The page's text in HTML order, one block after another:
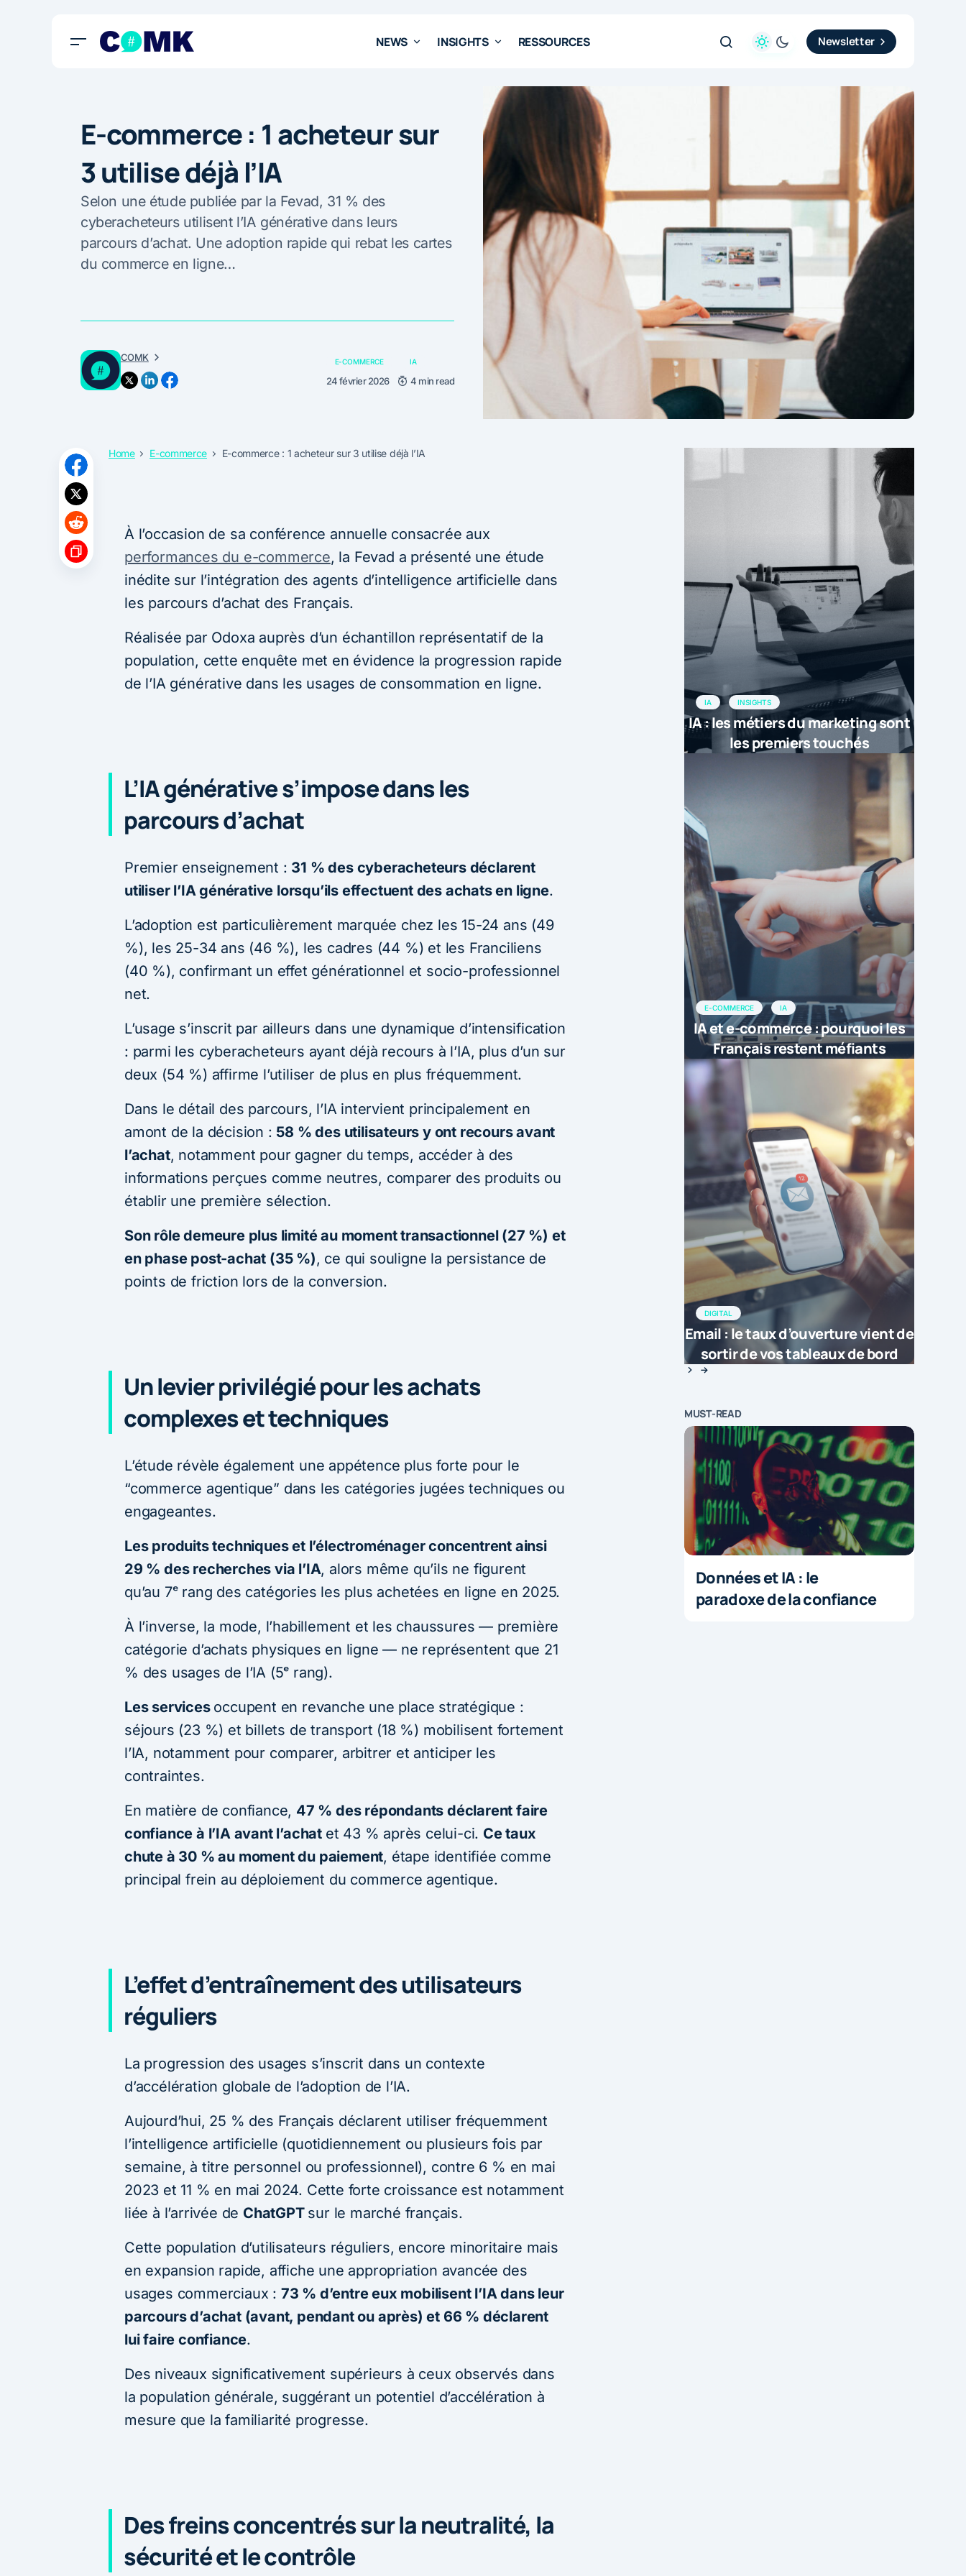
NEWS INSIGHTS RESSOURCES Newsletter
E-commerce : 1 acheteur sur
3 utilise déjà l’IA
Selon une étude publiée par la Fevad, 31 % des
cyberacheteurs utilisent l’IA générative dans leurs
parcours d’achat. Une adoption rapide qui rebat les cartes
du commerce en ligne…
COMK E-COMMERCE IA
24 février 2026 4 min read
Home E-commerce E-commerce : 1 acheteur sur 3 utilise déjà l’IA
À l’occasion de sa conférence annuelle consacrée aux
performances du e-commerce, la Fevad a présenté une étude
inédite sur l’intégration des agents d’intelligence artificielle dans
les parcours d’achat des Français.
Réalisée par Odoxa auprès d’un échantillon représentatif de la
population, cette enquête met en évidence la progression rapide
de l’IA générative dans les usages de consommation en ligne.
L’IA générative s’impose dans les
parcours d’achat
Premier enseignement : 31 % des cyberacheteurs déclarent
utiliser l’IA générative lorsqu’ils effectuent des achats en ligne.
L’adoption est particulièrement marquée chez les 15-24 ans (49
%), les 25-34 ans (46 %), les cadres (44 %) et les Franciliens
(40 %), confirmant un effet générationnel et socio-professionnel
net.
L’usage s’inscrit par ailleurs dans une dynamique d’intensification
: parmi les cyberacheteurs ayant déjà recours à l’IA, plus d’un sur
deux (54 %) affirme l’utiliser de plus en plus fréquemment.
Dans le détail des parcours, l’IA intervient principalement en
amont de la décision : 58 % des utilisateurs y ont recours avant
l’achat, notamment pour gagner du temps, accéder à des
informations perçues comme neutres, comparer des produits ou
établir une première sélection.
Son rôle demeure plus limité au moment transactionnel (27 %) et
en phase post-achat (35 %), ce qui souligne la persistance de
points de friction lors de la conversion.
Un levier privilégié pour les achats
complexes et techniques
L’étude révèle également une appétence plus forte pour le
“commerce agentique” dans les catégories jugées techniques ou
engageantes.
Les produits techniques et l’électroménager concentrent ainsi
29 % des recherches via l’IA, alors même qu’ils ne figurent
qu’au 7ᵉ rang des catégories les plus achetées en ligne en 2025.
À l’inverse, la mode, l’habillement et les chaussures — première
catégorie d’achats physiques en ligne — ne représentent que 21
% des usages de l’IA (5ᵉ rang).
Les services occupent en revanche une place stratégique :
séjours (23 %) et billets de transport (18 %) mobilisent fortement
l’IA, notamment pour comparer, arbitrer et anticiper les
contraintes.
En matière de confiance, 47 % des répondants déclarent faire
confiance à l’IA avant l’achat et 43 % après celui-ci. Ce taux
chute à 30 % au moment du paiement, étape identifiée comme
principal frein au déploiement du commerce agentique.
L’effet d’entraînement des utilisateurs
réguliers
La progression des usages s’inscrit dans un contexte
d’accélération globale de l’adoption de l’IA.
Aujourd’hui, 25 % des Français déclarent utiliser fréquemment
l’intelligence artificielle (quotidiennement ou plusieurs fois par
semaine, à titre personnel ou professionnel), contre 6 % en mai
2023 et 11 % en mai 2024. Cette forte croissance est notamment
liée à l’arrivée de ChatGPT sur le marché français.
Cette population d’utilisateurs réguliers, encore minoritaire mais
en expansion rapide, affiche une appropriation avancée des
usages commerciaux : 73 % d’entre eux mobilisent l’IA dans leur
parcours d’achat (avant, pendant ou après) et 66 % déclarent
lui faire confiance.
Des niveaux significativement supérieurs à ceux observés dans
la population générale, suggérant un potentiel d’accélération à
mesure que la familiarité progresse.
Des freins concentrés sur la neutralité, la
sécurité et le contrôle
IA INSIGHTS
IA : les métiers du marketing sont
les premiers touchés
E-COMMERCE IA
IA et e-commerce : pourquoi les
Français restent méfiants
DIGITAL
Email : le taux d’ouverture vient de
sortir de vos tableaux de bord
MUST-READ
Données et IA : le
paradoxe de la confiance